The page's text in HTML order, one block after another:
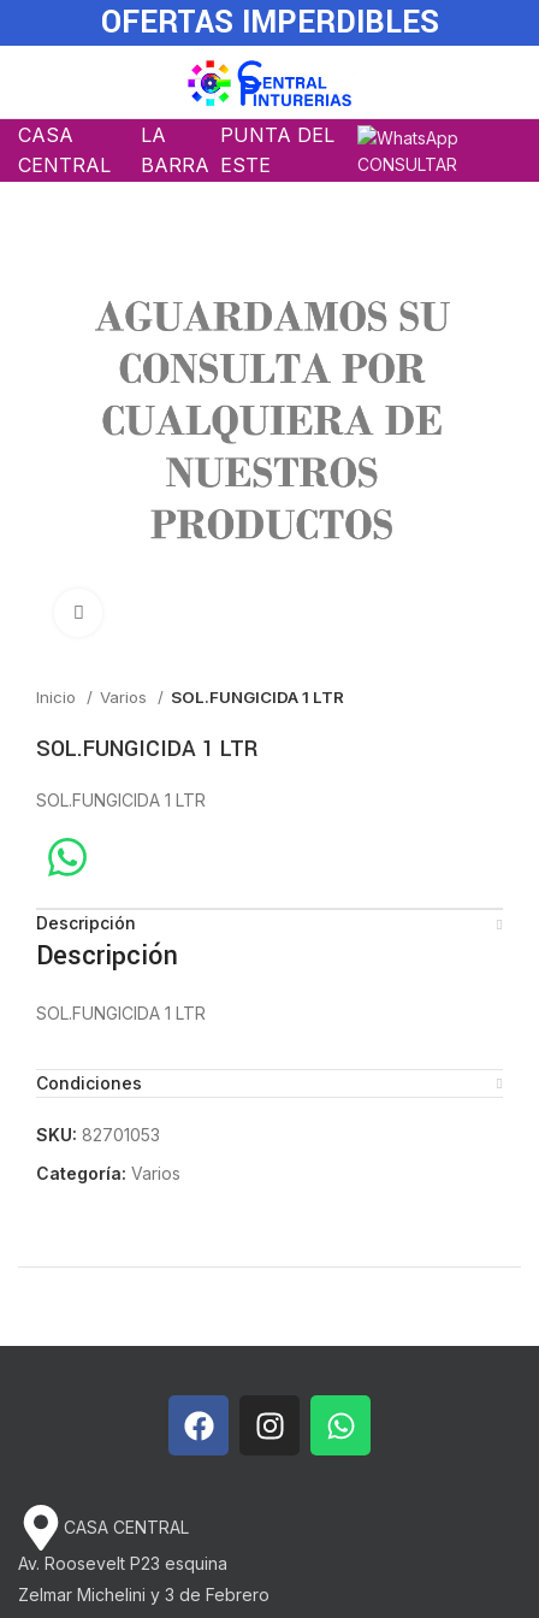
OFERTAS IMPERDIBLES
CASA
CENTRAL
LA
BARRA
PUNTA DEL
ESTE
CONSULTAR
Inicio Varios SOL.FUNGICIDA 1 LTR
SOL.FUNGICIDA 1 LTR
SOL.FUNGICIDA 1 LTR
Descripción
Descripción
SOL.FUNGICIDA 1 LTR
Condiciones
SKU: 82701053
Categoría: Varios
CASA CENTRAL
Av. Roosevelt P23 esquina
Zelmar Michelini y 3 de Febrero​